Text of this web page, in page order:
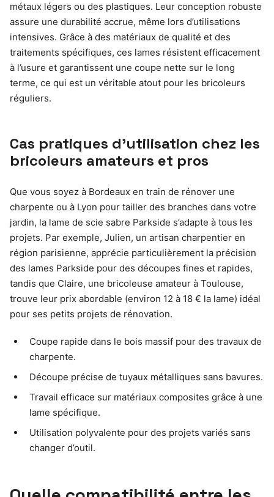
métaux légers ou des plastiques. Leur conception robuste
assure une durabilité accrue, même lors d’utilisations
intensives. Grâce à des matériaux de qualité et des
traitements spécifiques, ces lames résistent efficacement
à l’usure et garantissent une coupe nette sur le long
terme, ce qui est un véritable atout pour les bricoleurs
réguliers.
Cas pratiques d’utilisation chez les
bricoleurs amateurs et pros
Que vous soyez à Bordeaux en train de rénover une
charpente ou à Lyon pour tailler des branches dans votre
jardin, la lame de scie sabre Parkside s’adapte à tous les
projets. Par exemple, Julien, un artisan charpentier en
région parisienne, apprécie particulièrement la précision
des lames Parkside pour des découpes fines et rapides,
tandis que Claire, une bricoleuse amateur à Toulouse,
trouve leur prix abordable (environ 12 à 18 € la lame) idéal
pour ses petits projets de rénovation.
Coupe rapide dans le bois massif pour des travaux de
charpente.
Découpe précise de tuyaux métalliques sans bavures.
Travail efficace sur matériaux composites grâce à une
lame spécifique.
Utilisation polyvalente pour des projets variés sans
changer d’outil.